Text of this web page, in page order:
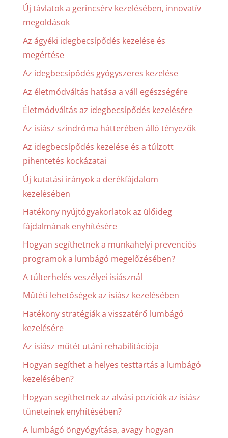
Új távlatok a gerincsérv kezelésében, innovatív
megoldások
Az ágyéki idegbecsípődés kezelése és
megértése
Az idegbecsípődés gyógyszeres kezelése
Az életmódváltás hatása a váll egészségére
Életmódváltás az idegbecsípődés kezelésére
Az isiász szindróma hátterében álló tényezők
Az idegbecsípődés kezelése és a túlzott
pihentetés kockázatai
Új kutatási irányok a derékfájdalom
kezelésében
Hatékony nyújtógyakorlatok az ülőideg
fájdalmának enyhítésére
Hogyan segíthetnek a munkahelyi prevenciós
programok a lumbágó megelőzésében?
A túlterhelés veszélyei isiásznál
Műtéti lehetőségek az isiász kezelésében
Hatékony stratégiák a visszatérő lumbágó
kezelésére
Az isiász műtét utáni rehabilitációja
Hogyan segíthet a helyes testtartás a lumbágó
kezelésében?
Hogyan segíthetnek az alvási pozíciók az isiász
tüneteinek enyhítésében?
A lumbágó öngyógyítása, avagy hogyan